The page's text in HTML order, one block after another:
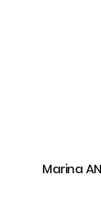
Marina